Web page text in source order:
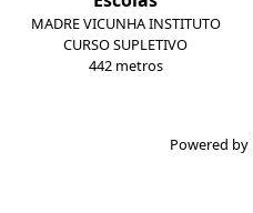
MADRE VICUNHA INSTITUTO
CURSO SUPLETIVO
442 metros
Powered by